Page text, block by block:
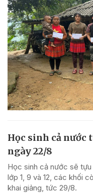
Học sinh cả nước
ngày 22/8
Học sinh cả nước sẽ
lớp 1, 9 và 12, các khối
khai giảng, tức 29/8.